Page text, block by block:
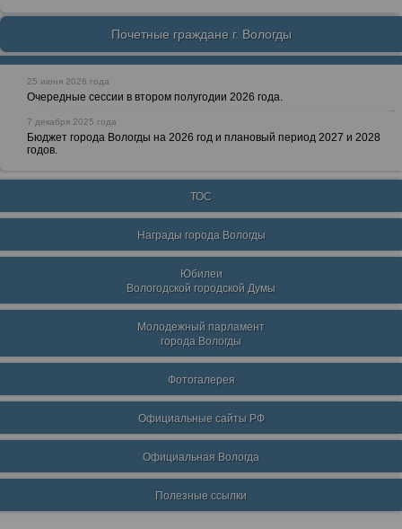
Почетные граждане г. Вологды
25 июня 2026 года
Очередные сессии в втором полугодии 2026 года.
7 декабря 2025 года
Бюджет города Вологды на 2026 год и плановый период 2027 и 2028
годов.
ТОС
Награды города Вологды
Юбилеи
Вологодской городской Думы
Молодежный парламент
города Вологды
Фотогалерея
Официальные сайты РФ
Официальная Вологда
Полезные ссылки